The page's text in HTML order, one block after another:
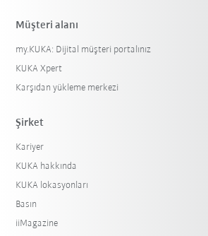
Müşteri alanı
my.KUKA: Dijital müşteri portalınız
KUKA Xpert
Karşıdan yükleme merkezi
Şirket
Kariyer
KUKA hakkında
KUKA lokasyonları
Basın
iiMagazine